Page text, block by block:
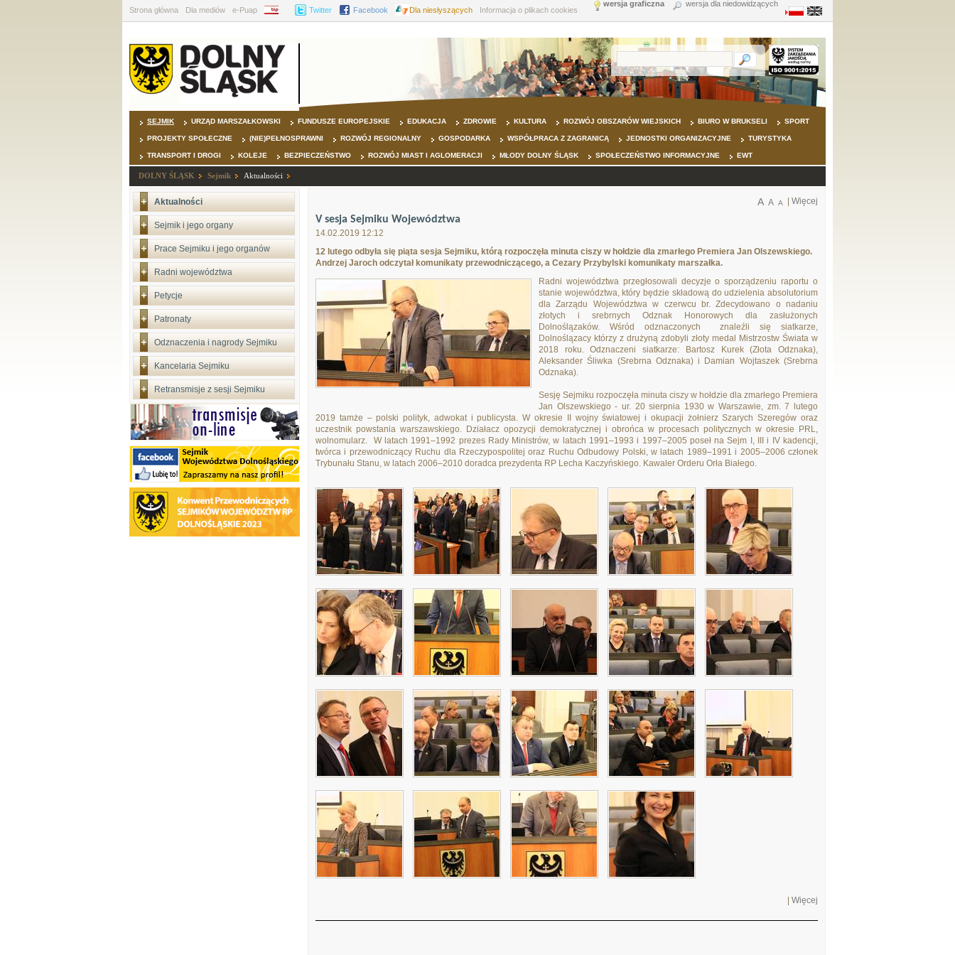
Strona główna Dla mediów e-Puap BIP Twitter Facebook Dla niesłyszących Informacja o plikach cookies
wersja graficzna wersja dla niedowidzących
SEJMIK URZĄD MARSZAŁKOWSKI FUNDUSZE EUROPEJSKIE EDUKACJA ZDROWIE KULTURA ROZWÓJ OBSZARÓW WIEJSKICH BIURO W BRUKSELI SPORT
PROJEKTY SPOŁECZNE (NIE)PEŁNOSPRAWNI ROZWÓJ REGIONALNY GOSPODARKA WSPÓŁPRACA Z ZAGRANICĄ JEDNOSTKI ORGANIZACYJNE TURYSTYKA
TRANSPORT I DROGI KOLEJE BEZPIECZEŃSTWO ROZWÓJ MIAST I AGLOMERACJI MŁODY DOLNY ŚLĄSK SPOŁECZEŃSTWO INFORMACYJNE EWT
DOLNY ŚLĄSK Sejmik Aktualności
Aktualności
Sejmik i jego organy
Prace Sejmiku i jego organów
Radni województwa
Petycje
Patronaty
Odznaczenia i nagrody Sejmiku
Kancelaria Sejmiku
Retransmisje z sesji Sejmiku
Więcej
A A A
V sesja Sejmiku Województwa
14.02.2019 12:12
12 lutego odbyła się piąta sesja Sejmiku, którą rozpoczęła minuta ciszy w hołdzie dla zmarłego Premiera Jan Olszewskiego.
Andrzej Jaroch odczytał komunikaty przewodniczącego, a Cezary Przybylski komunikaty marszałka.
Radni województwa przegłosowali decyzje o sporządzeniu raportu o
stanie województwa, który będzie składową do udzielenia absolutorium
dla Zarządu Województwa w czerwcu br. Zdecydowano o nadaniu
złotych i srebrnych Odznak Honorowych dla zasłużonych
Dolnoślązaków. Wśród odznaczonych znaleźli się siatkarze,
Dolnoślązacy którzy z drużyną zdobyli złoty medal Mistrzostw Świata w
2018 roku. Odznaczeni siatkarze: Bartosz Kurek (Złota Odznaka),
Aleksander Śliwka (Srebrna Odznaka) i Damian Wojtaszek (Srebrna
Odznaka).
Sesję Sejmiku rozpoczęła minuta ciszy w hołdzie dla zmarłego Premiera
Jan Olszewskiego - ur. 20 sierpnia 1930 w Warszawie, zm. 7 lutego
2019 tamże – polski polityk, adwokat i publicysta. W okresie II wojny światowej i okupacji żołnierz Szarych Szeregów oraz
uczestnik powstania warszawskiego. Działacz opozycji demokratycznej i obrońca w procesach politycznych w okresie PRL,
wolnomularz. W latach 1991–1992 prezes Rady Ministrów, w latach 1991–1993 i 1997–2005 poseł na Sejm I, III i IV kadencji,
twórca i przewodniczący Ruchu dla Rzeczypospolitej oraz Ruchu Odbudowy Polski, w latach 1989–1991 i 2005–2006 członek
Trybunału Stanu, w latach 2006–2010 doradca prezydenta RP Lecha Kaczyńskiego. Kawaler Orderu Orła Białego.
Więcej